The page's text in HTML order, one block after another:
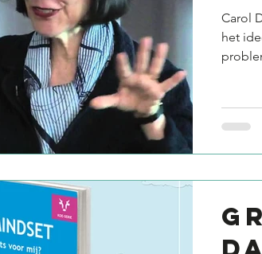
Carol
het